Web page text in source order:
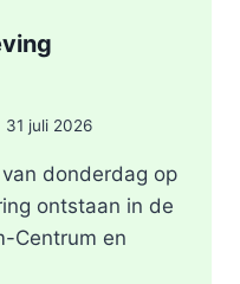
31 juli 2026
donderdag op
ontstaan in de
Centrum en